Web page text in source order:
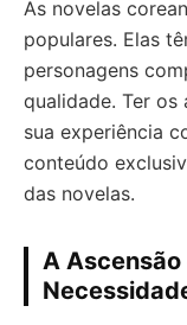
As novelas
populares. Elas
personagens
qualidade. Ter
sua experiência
conteúdo
das novelas.
A Ascensão